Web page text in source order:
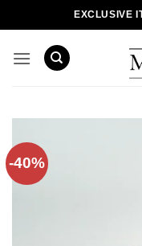
EXCLUSIVE
-40%